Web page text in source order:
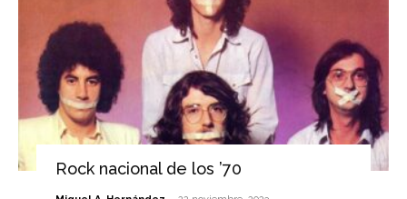
Rock nacional de los ’70